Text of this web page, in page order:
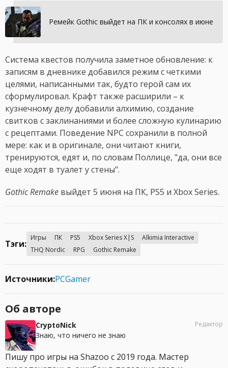
Ремейк Gothic выйдет на ПК и консолях в июне
Система квестов получила заметное обновление: к
записям в дневнике добавился режим с четкими
целями, написанными так, будто герой сам их
сформулировал. Крафт также расширили – к
кузнечному делу добавили алхимию, создание
свитков с заклинаниями и более сложную кулинарию
с рецептами. Поведение NPC сохранили в полной
мере: как и в оригинале, они читают книги,
тренируются, едят и, по словам Поллице, "да, они все
еще ходят в туалет у стены".
Gothic Remake выйдет 5 июня на ПК, PS5 и Xbox Series.
Тэги:
Игры ПК PS5 Xbox Series X|S
Alkimia Interactive
THQ Nordic
RPG Gothic Remake
Источники:PCGamer
Об авторе
CryptoNick
Знаю, что ничего не знаю
Редактор
Пишу про игры на Shazoo с 2019 года. Мастер